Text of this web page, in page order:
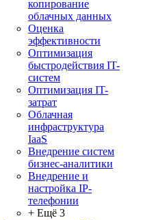
копирование
облачных данных
Оценка
эффективности
Оптимизация
быстродействия IT-
систем
Оптимизация IT-
затрат
Облачная
инфраструктура
IaaS
Внедрение систем
бизнес-аналитики
Внедрение и
настройка IP-
телефонии
+ Ещё 3